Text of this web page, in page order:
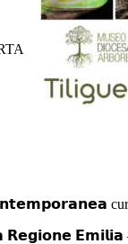
𝗥𝗲𝗴𝗶𝗼𝗻𝗲